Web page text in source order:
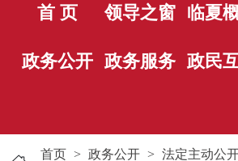
首 页 领导之窗 临夏
政务公开 政务服务 政民
首页 > 政务公开 > 法定主动公